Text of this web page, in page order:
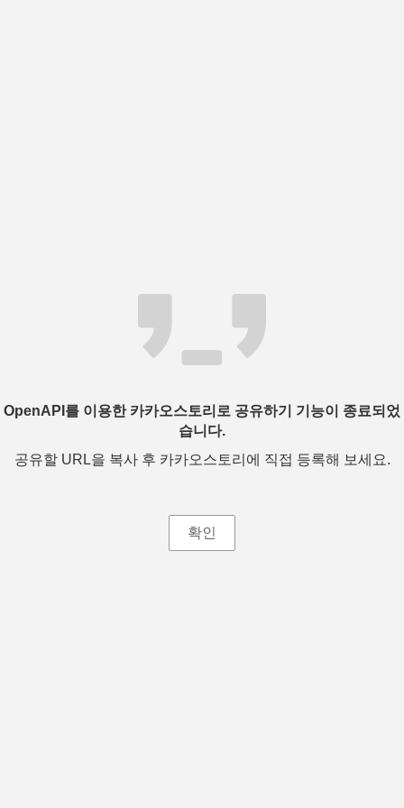
OpenAPI를 이용한 카카오스토리로 공유하기 기능이 종료되었
습니다.
공유할 URL을 복사 후 카카오스토리에 직접 등록해 보세요.
확인